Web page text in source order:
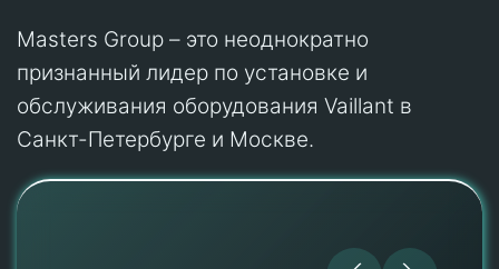
Masters Group – это неоднократно
признанный лидер по установке и
обслуживания оборудования Vaillant в
Санкт-Петербурге и Москве.